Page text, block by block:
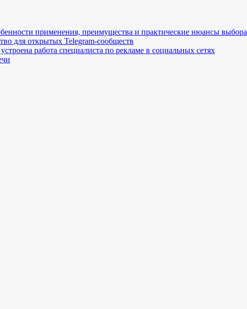
применения, преимущества и практические нюансы выбора
для открытых Telegram-сообществ
работа специалиста по рекламе в социальных сетях